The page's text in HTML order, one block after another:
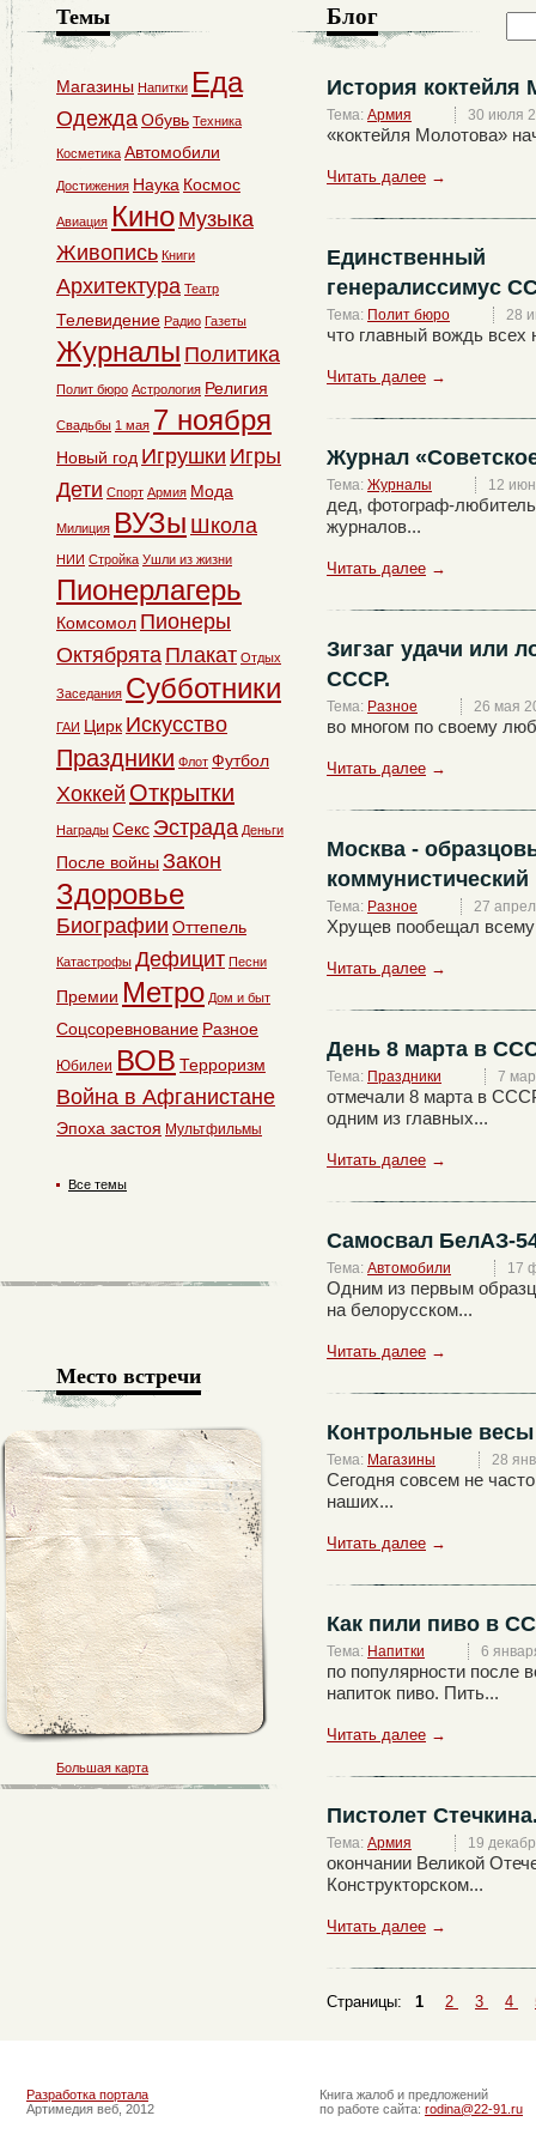
Блог
История коктейля
Тема: Армия 30 июля
«коктейля Молотова»
Читать далее →
Единственный
генералиссимус
Тема: Полит бюро 28
что главный вождь
Читать далее →
Журнал
Тема: Журналы 12
дед, фотограф-
журналов...
Читать далее →
Зигзаг удачи или
СССР.
Тема: Разное 26 мая
во многом по своему
Читать далее →
Москва -
коммунистический
Тема: Разное 27
Хрущев пообещал всему
Читать далее →
День 8 марта в
Тема: Праздники 7
отмечали 8 марта в
одним из главных...
Читать далее →
Самосвал БелАЗ-
Тема: Автомобили 17
Одним из первым
на белорусском...
Читать далее →
Контрольные
Тема: Магазины 28
Сегодня совсем не
наших...
Читать далее →
Как пили пиво в
Тема: Напитки 6
по популярности
напиток пиво. Пить...
Читать далее →
Пистолет
Тема: Армия 19
окончании Великой
Конструкторском...
Читать далее →
Страницы: 1 2 3 4
Темы
Магазины Напитки Еда
ОдеждаОбувь Техника
Косметика Автомобили
Достижения Наука Космос
Авиация Кино Музыка
Живопись Книги
Архитектура Театр
Телевидение Радио Газеты
Журналы Политика
Полит бюро Астрология Религия
Свадьбы 1 мая 7 ноября
Новый год Игрушки Игры
Дети Спорт Армия Мода
Милиция ВУЗы Школа
НИИ Стройка Ушли из жизни
Пионерлагерь
Комсомол Пионеры
Октябрята Плакат Отдых
Заседания Субботники
ГАИ Цирк Искусство
Праздники Флот Футбол
Хоккей Открытки
Награды Секс Эстрада Деньги
После войны Закон
Здоровье
Биографии Оттепель
Катастрофы Дефицит Песни
Премии Метро Дом и быт
Соцсоревнование Разное
Юбилеи ВОВ Терроризм
Война в Афганистане
Эпоха застоя Мультфильмы
Все темы
Место встречи
Большая карта
Разработка портала
Артимедия веб, 2012
Книга жалоб и предложений
по работе сайта: rodina@22-91.ru